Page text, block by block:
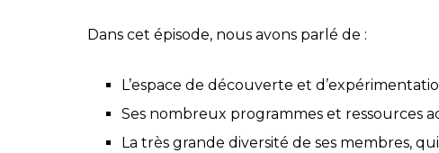
Dans cet épisode, nous avons parlé de :
L’espace de découverte et
Ses nombreux programmes et ressources
La très grande diversité de ses membres,